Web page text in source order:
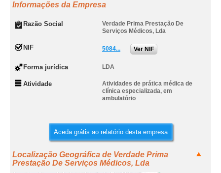
Informações da Empresa
Razão Social
Verdade Prima Prestação De
Serviços Médicos, Lda
NIF 5084... Ver NIF
Forma jurídica LDA
Atividade
Atividades de prática médica de
clínica especializada, em
ambulatório
Aceda grátis ao relatório desta empresa
Localização Geográfica de Verdade Prima
Prestação De Serviços Médicos, Lda